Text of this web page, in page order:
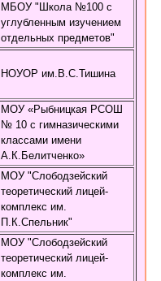
МБОУ "Школа №100 с
углубленным изучением
отдельных предметов"
НОУОР им.В.С.Тишина
МОУ «Рыбницкая РСОШ
№ 10 с гимназическими
классами имени
А.К.Белитченко»
МОУ "Слободзейский
теоретический лицей-
комплекс им.
П.К.Спельник"
МОУ "Слободзейский
теоретический лицей-
комплекс им.